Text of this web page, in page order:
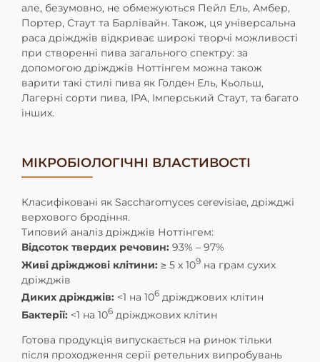
але, безумовно, не обмежуються Пейл Ель, Амбер,
Портер, Стаут та Барлівайн. Також, ця універсальна
раса дріжджів відкриває широкі творчі можливості
при створенні пива загального спектру: за
допомогою дріжджів Ноттінгем можна також
варити такі стилі пива як Голден Ель, Кьольш,
Лагерні сорти пива, IPA, Імперський Стаут, та багато
інших.
МІКРОБІОЛОГІЧНІ ВЛАСТИВОСТІ
Класифіковані як Saccharomyces cerevisiae, дріжджі
верхового бродіння.
Типовий аналіз дріжджів Ноттінгем:
Відсоток твердих речовин:93% – 97%
Живі дріжджові клітини:≥ 5 x 109 на грам сухих
дріжджів
Диких дріжджів:<1 на 106 дріжджових клітин
Бактерії:<1 на 106 дріжджових клітин
Готова продукція випускається на ринок тільки
після проходження серії ретельних випробувань